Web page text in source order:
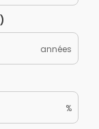
années
%